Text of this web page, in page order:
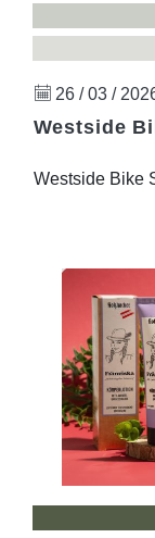
26 / 03 /
Westside
Westside Bike